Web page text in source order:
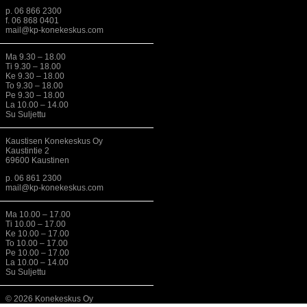
p. 06 866 2300
f. 06 868 0401
mail@kp-konekeskus.com
Ma 9.30 – 18.00
Ti 9.30 – 18.00
Ke 9.30 – 18.00
To 9.30 – 18.00
Pe 9.30 – 18.00
La 10.00 – 14.00
Su Suljettu
Kaustisen Konekeskus Oy
Kaustintie 2
69600 Kaustinen
p. 06 861 2300
mail@kp-konekeskus.com
Ma 10.00 – 17.00
Ti 10.00 – 17.00
Ke 10.00 – 17.00
To 10.00 – 17.00
Pe 10.00 – 17.00
La 10.00 – 14.00
Su Suljettu
© 2026 Konekeskus Oy